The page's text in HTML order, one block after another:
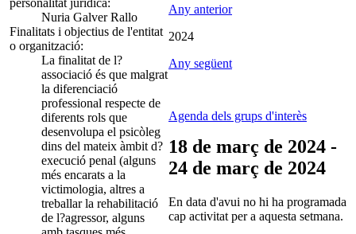
personalitat jurídica:
Nuria Galver Rallo
Finalitats i objectius de l'entitat
o organització:
La finalitat de l?
associació és que malgrat
la diferenciació
professional respecte de
diferents rols que
desenvolupa el psicòleg
dins del mateix àmbit d?
execució penal (alguns
més encarats a la
victimologia, altres a
treballar la rehabilitació
de l?agressor, alguns
Any anterior
2024
Any següent
Agenda dels grups d'interès
18 de març de 2024 -
24 de març de 2024
En data d'avui no hi ha programada
cap activitat per a aquesta setmana.